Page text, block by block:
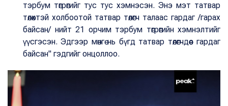
тэрбум төгрөгийг тус тус хэмнэсэн. Энэ мэт татвар
төлөхтэй холбоотой татвар төлөгч талаас гардаг /гарах
байсан/ нийт 21 орчим тэрбум төгрөгийн хэмнэлтийг
үүсгэсэн. Эдгээр мөнгө нь бүгд татвар төлөгчдөөс гардаг
байсан" гэдгийг онцоллоо.